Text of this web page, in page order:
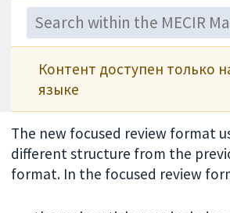
Контент доступен только
языке
The new focused review format
different structure from the
format. In the focused review